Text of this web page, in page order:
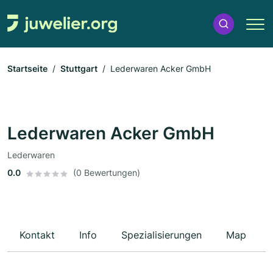
Startseite Stuttgart Lederwaren Acker GmbH
Lederwaren Acker GmbH
Lederwaren
0.0
(0 Bewertungen)
Kontakt Info Spezialisierungen Map